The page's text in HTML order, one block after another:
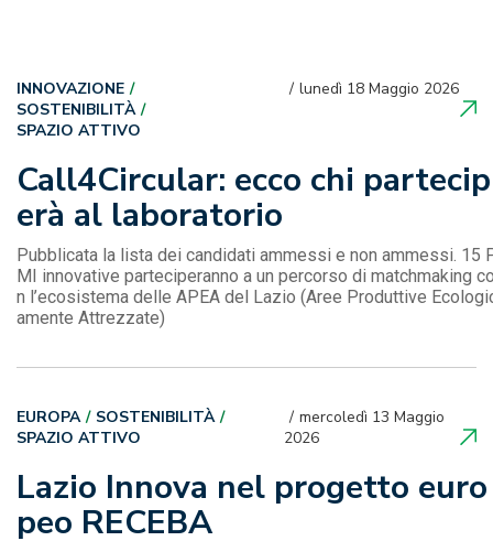
Call4Circular: ecco chi partecip
erà al laboratorio
lunedì 18 Maggio 2026
INNOVAZIONE
SOSTENIBILITÀ
SPAZIO ATTIVO
Pubblicata la lista dei candidati ammessi e non ammessi. 15
MI innovative parteciperanno a un percorso di matchmaking
n l’ecosistema delle APEA del Lazio (Aree Produttive
amente Attrezzate)
Lazio Innova nel progetto euro
peo RECEBA
mercoledì 13 Maggio
2026
EUROPA
SOSTENIBILITÀ
SPAZIO ATTIVO